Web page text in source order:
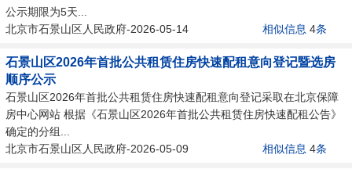
公示期限为5天...
北京市石景山区人民政府-2026-05-14
相似信息 4条
石景山区2026年首批公共租赁住房快速配租意向登记暨选房
顺序公示
石景山区2026年首批公共租赁住房快速配租意向登记采取在北京保障
房中心网站 根据《石景山区2026年首批公共租赁住房快速配租公告》
确定的分组...
北京市石景山区人民政府-2026-05-09
相似信息 4条